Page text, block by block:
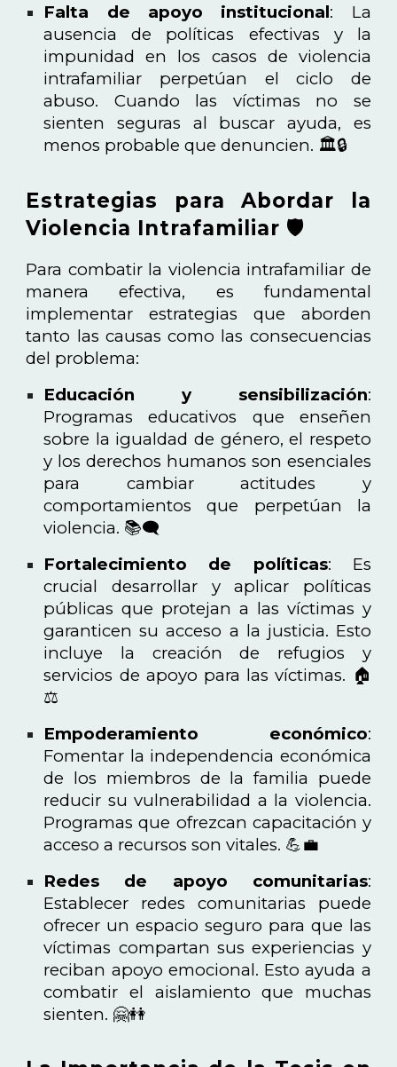
Falta de apoyo institucional: La
ausencia de políticas efectivas y la
impunidad en los casos de violencia
intrafamiliar perpetúan el ciclo de
abuso. Cuando las víctimas no se
sienten seguras al buscar ayuda, es
menos probable que denuncien. 🏛️🔒
Estrategias para Abordar la
Violencia Intrafamiliar 🛡️
Para combatir la violencia intrafamiliar de
manera efectiva, es fundamental
implementar estrategias que aborden
tanto las causas como las consecuencias
del problema:
Educación y sensibilización:
Programas educativos que enseñen
sobre la igualdad de género, el respeto
y los derechos humanos son esenciales
para cambiar actitudes y
comportamientos que perpetúan la
violencia. 📚🗨️
Fortalecimiento de políticas: Es
crucial desarrollar y aplicar políticas
públicas que protejan a las víctimas y
garanticen su acceso a la justicia. Esto
incluye la creación de refugios y
servicios de apoyo para las víctimas. 🏠
⚖️
Empoderamiento económico:
Fomentar la independencia económica
de los miembros de la familia puede
reducir su vulnerabilidad a la violencia.
Programas que ofrezcan capacitación y
acceso a recursos son vitales. 💪💼
Redes de apoyo comunitarias:
Establecer redes comunitarias puede
ofrecer un espacio seguro para que las
víctimas compartan sus experiencias y
reciban apoyo emocional. Esto ayuda a
combatir el aislamiento que muchas
sienten. 🤗👭